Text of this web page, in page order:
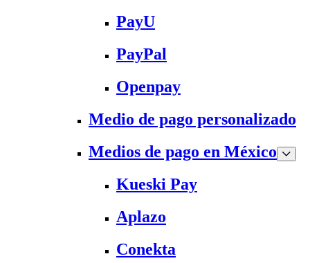
PayU
PayPal
Openpay
Medio de pago personalizado
Medios de pago en México
Kueski Pay
Aplazo
Conekta